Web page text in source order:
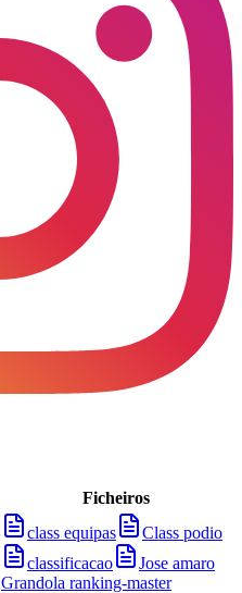
Ficheiros
class equipas
Class podio
classificacao
Jose amaro
Grandola ranking-master